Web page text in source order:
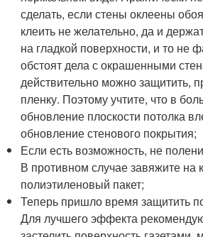
сделать, если стены оклеены
клеить не желательно, да и
на гладкой поверхности, и то не
обстоят дела с окрашенными
действительно можно защитить,
пленку. Поэтому учтите, что в
обновление плоскости потолка
обновление стенового покрытия;
Если есть возможность, не
В противном случае завяжите
полиэтиленовый пакет;
Теперь пришло время защитить
Для лучшего эффекта